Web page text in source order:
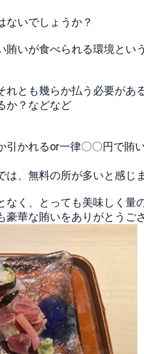
ないでしょうか？
いが食べられる環境とい
とも幾らか払う必要があ
か？などなど
かれるor一律〇〇円で賄
、無料の所が多いと感じま
く、とっても美味しく量
華な賄いをありがとうご